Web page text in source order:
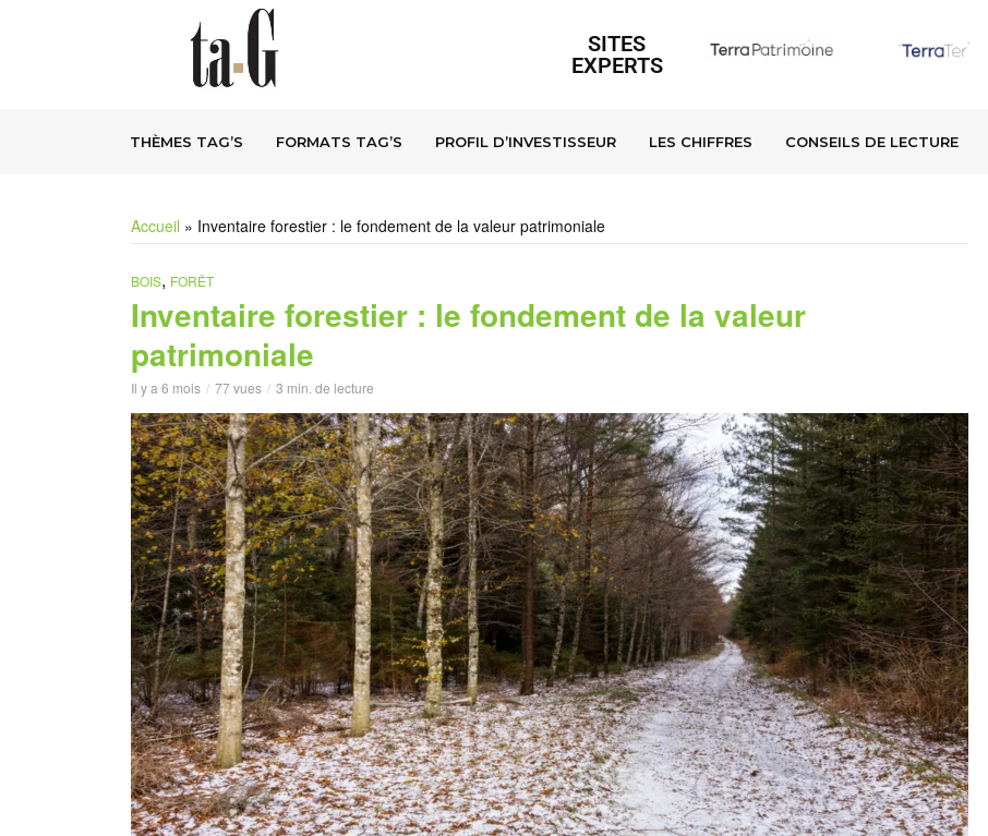
SITES
EXPERTS
THÈMES TAG’S FORMATS TAG’S PROFIL D’INVESTISSEUR LES CHIFFRES CONSEILS DE LECTURE
Accueil » Inventaire forestier : le fondement de la valeur patrimoniale
BOIS, FORÊT
Inventaire forestier : le fondement de la valeur
patrimoniale
Il y a 6 mois 77 vues 3 min. de lecture